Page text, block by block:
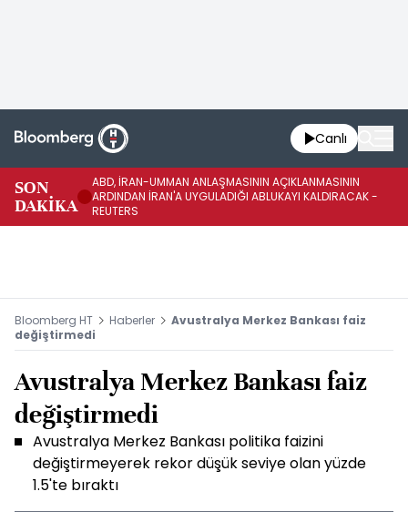
Canlı
SON
DAKİKA
ABD, İRAN-UMMAN ANLAŞMASININ AÇIKLANMASININ
ARDINDAN İRAN'A UYGULADIĞI ABLUKAYI KALDIRACAK -
REUTERS
Bloomberg HT Haberler
Avustralya Merkez Bankası faiz
değiştirmedi
Avustralya Merkez Bankası faiz
değiştirmedi
Avustralya Merkez Bankası politika faizini
değiştirmeyerek rekor düşük seviye olan yüzde
1.5'te bıraktı